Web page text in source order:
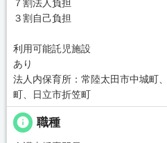
７割法人負担
３割自己負担
利用可能託児施設
あり
法人内保育所：常陸太田市中城町
町、日立市折笠町
info 職種